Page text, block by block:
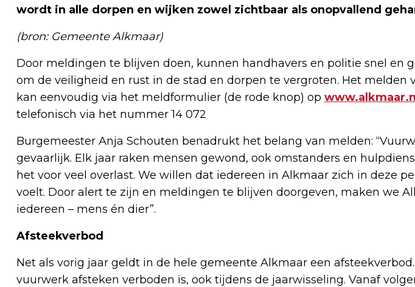
wordt in alle dorpen en wijken zowel zichtbaar als onopvallend
(bron: Gemeente Alkmaar)
Door meldingen te blijven doen, kunnen handhavers en politie snel en
om de veiligheid en rust in de stad en dorpen te vergroten. Het melden
kan eenvoudig via het meldformulier (de rode knop) op
telefonisch via het nummer 14 072
Burgemeester Anja Schouten benadrukt het belang van melden:
gevaarlijk. Elk jaar raken mensen gewond, ook omstanders en
het voor veel overlast. We willen dat iedereen in Alkmaar zich in deze
voelt. Door alert te zijn en meldingen te blijven doorgeven, maken we
iedereen – mens én dier”.
Afsteekverbod
Net als vorig jaar geldt in de hele gemeente Alkmaar een
vuurwerk afsteken verboden is, ook tijdens de jaarwisseling. Vanaf